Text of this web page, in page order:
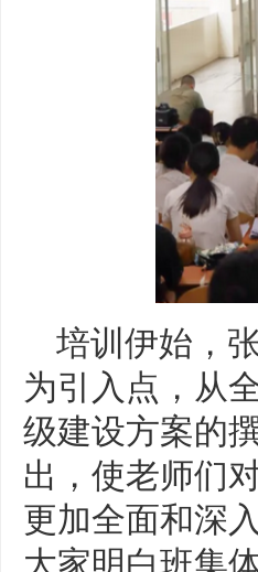
培训伊始，
为引入点，从
级建设方案的
出，使老师们
更加全面和深
大家明白班集